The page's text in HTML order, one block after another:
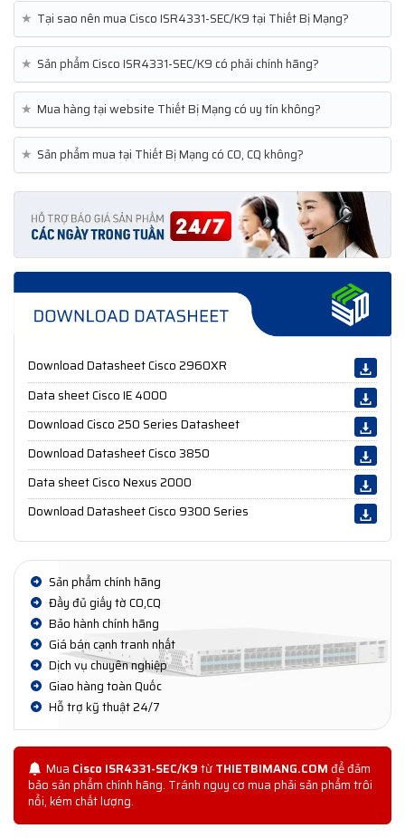
★ Tại sao nên mua Cisco ISR4331-SEC/K9 tại Thiết Bị Mạng?
★ Sản phẩm Cisco ISR4331-SEC/K9 có phải chính hãng?
★ Mua hàng tại website Thiết Bị Mạng có uy tín không?
★ Sản phẩm mua tại Thiết Bị Mạng có CO, CQ không?
Download Datasheet Cisco 2960XR
Data sheet Cisco IE 4000
Download Cisco 250 Series Datasheet
Download Datasheet Cisco 3850
Data sheet Cisco Nexus 2000
Download Datasheet Cisco 9300 Series
Sản phẩm chính hãng
Đầy đủ giấy tờ CO,CQ
Bảo hành chính hãng
Giá bán cạnh tranh nhất
Dịch vụ chuyên nghiệp
Giao hàng toàn Quốc
Hỗ trợ kỹ thuật 24/7
Mua Cisco ISR4331-SEC/K9từTHIETBIMANG.COMđể đảm
bảo sản phẩm chính hãng. Tránh nguy cơ mua phải sản phẩm trôi
nổi, kém chất lượng.